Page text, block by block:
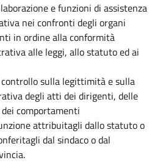
e funzioni di assistenza
nei confronti degli organi
in ordine alla conformità
alle leggi, allo statuto ed ai
sulla legittimità e sulla
degli atti dei dirigenti, delle
comportamenti
attribuitagli dallo statuto o
dal sindaco o dal